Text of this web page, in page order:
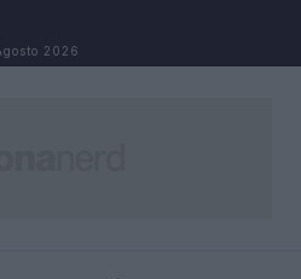
2026